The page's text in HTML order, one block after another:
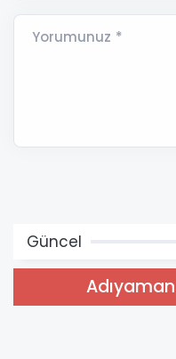
Yorumunuz *
Güncel